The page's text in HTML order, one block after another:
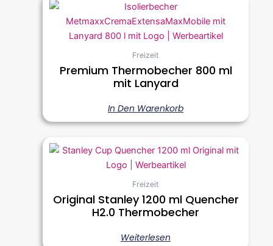
Freizeit
Premium Thermobecher 800 ml
mit Lanyard
In Den Warenkorb
Freizeit
Original Stanley 1200 ml Quencher
H2.0 Thermobecher
Weiterlesen